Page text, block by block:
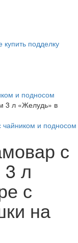
подделку
и подносом
3 л «Желудь» в
чайником и подносом
с
3 л
с
на